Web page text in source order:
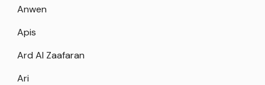
Anwen
Apis
Ard Al Zaafaran
Ari